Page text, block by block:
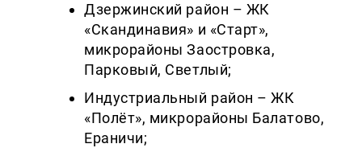
Дзержинский район – ЖК
«Скандинавия» и «Старт»,
микрорайоны Заостровка,
Парковый, Светлый;
Индустриальный район – ЖК
«Полёт», микрорайоны Балатово,
Ераничи;